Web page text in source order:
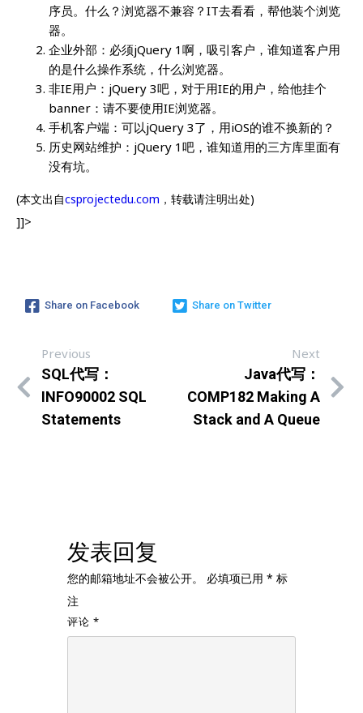
序员。什么？浏览器不兼容？IT去看看，帮他装个浏览
器。
企业外部：必须jQuery 1啊，吸引客户，谁知道客户用
的是什么操作系统，什么浏览器。
非IE用户：jQuery 3吧，对于用IE的用户，给他挂个
banner：请不要使用IE浏览器。
手机客户端：可以jQuery 3了，用iOS的谁不换新的？
历史网站维护：jQuery 1吧，谁知道用的三方库里面有
没有坑。
(本文出自csprojectedu.com ，转载请注明出处)
]]>
Share on Facebook Share on Twitter
Previous
SQL代写：
INFO90002 SQL
Statements
Next
Java代写：
COMP182 Making A
Stack and A Queue
发表回复
您的邮箱地址不会被公开。 必填项已用 * 标
注
评论 *